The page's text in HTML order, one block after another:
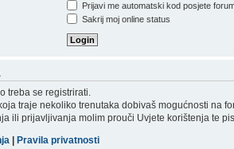
Prijavi me automatski kod posjete
Sakrij moj online status
treba se registrirati.
traje nekoliko trenutaka dobivaš mogućnosti na
ili prijavljivanja molim prouči Uvjete korištenja te
|Pravila privatnosti